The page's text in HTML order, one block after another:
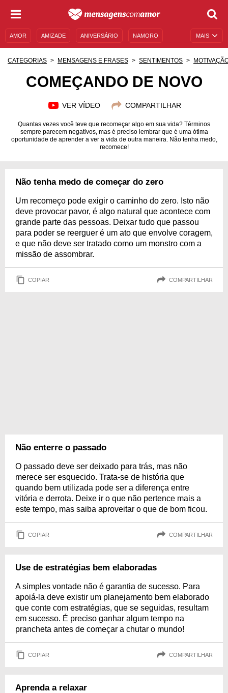
MAIS
AMOR AMIZADE ANIVERSÁRIO NAMORO
CATEGORIAS MENSAGENS E FRASES SENTIMENTOS
COMEÇANDO DE NOVO
VER VÍDEO COMPARTILHAR
Quantas vezes você teve que recomeçar algo em sua vida? Términos
sempre parecem negativos, mas é preciso lembrar que é uma ótima
oportunidade de aprender a ver a vida de outra maneira. Não tenha medo,
recomece!
Não tenha medo de começar do zero
Um recomeço pode exigir o caminho do zero. Isto não
deve provocar pavor, é algo natural que acontece com
grande parte das pessoas. Deixar tudo que passou
para poder se reerguer é um ato que envolve coragem,
e que não deve ser tratado como um monstro com a
missão de assombrar.
COPIAR COMPARTILHAR
Não enterre o passado
O passado deve ser deixado para trás, mas não
merece ser esquecido. Trata-se de história que
quando bem utilizada pode ser a diferença entre
vitória e derrota. Deixe ir o que não pertence mais a
este tempo, mas saiba aproveitar o que de bom ficou.
COPIAR COMPARTILHAR
Use de estratégias bem elaboradas
A simples vontade não é garantia de sucesso. Para
apoiá-la deve existir um planejamento bem elaborado
que conte com estratégias, que se seguidas, resultam
em sucesso. É preciso ganhar algum tempo na
prancheta antes de começar a chutar o mundo!
COPIAR COMPARTILHAR
Aprenda a relaxar